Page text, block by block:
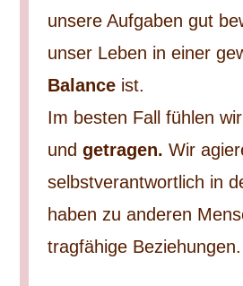
unsere Aufgaben gut
unser Leben in einer
Balanceist.
Im besten Fall fühlen
und getragen. Wir
selbstverantwortlich in
haben zu anderen
tragfähige Beziehungen.